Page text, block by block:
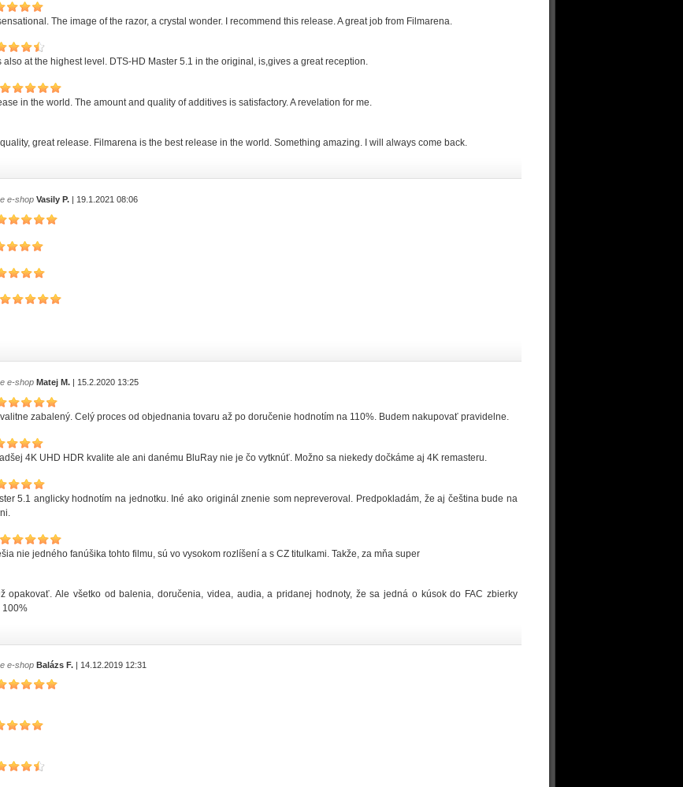
The image of the razor, a crystal wonder. I recommend this release. A great job from Filmarena.
also at the highest level. DTS-HD Master 5.1 in the original, is,gives a great reception.
in the world. The amount and quality of additives is satisfactory. A revelation for me.
great release. Filmarena is the best release in the world. Something amazing. I will always come back.
e-shop Vasily P. | 19.1.2021 08:06
e-shop Matej M. | 15.2.2020 13:25
zabalený. Celý proces od objednania tovaru až po doručenie hodnotím na 110%. Budem nakupovať pravidelne.
4K UHD HDR kvalite ale ani danému BluRay nie je čo vytknúť. Možno sa niekedy dočkáme aj 4K remasteru.
5.1 anglicky hodnotím na jednotku. Iné ako originál znenie som nepreveroval. Predpokladám, že aj čeština bude na
nie jedného fanúšika tohto filmu, sú vo vysokom rozlíšení a s CZ titulkami. Takže, za mňa super
opakovať. Ale všetko od balenia, doručenia, videa, audia, a pridanej hodnoty, že sa jedná o kúsok do FAC zbierky
100%
e-shop Balázs F. | 14.12.2019 12:31